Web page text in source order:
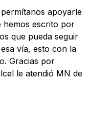
apoyarle
hemos escrito por
que pueda seguir
vía, esto con la
Gracias por
le atendió MN de